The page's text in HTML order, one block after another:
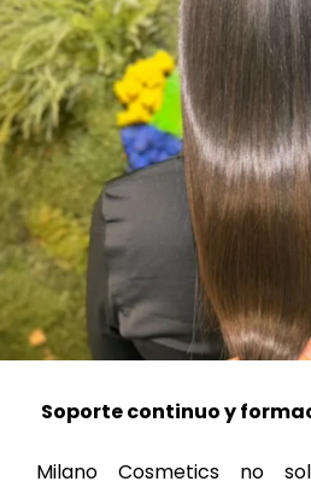
Soporte continuo y
Milano Cosmetics no